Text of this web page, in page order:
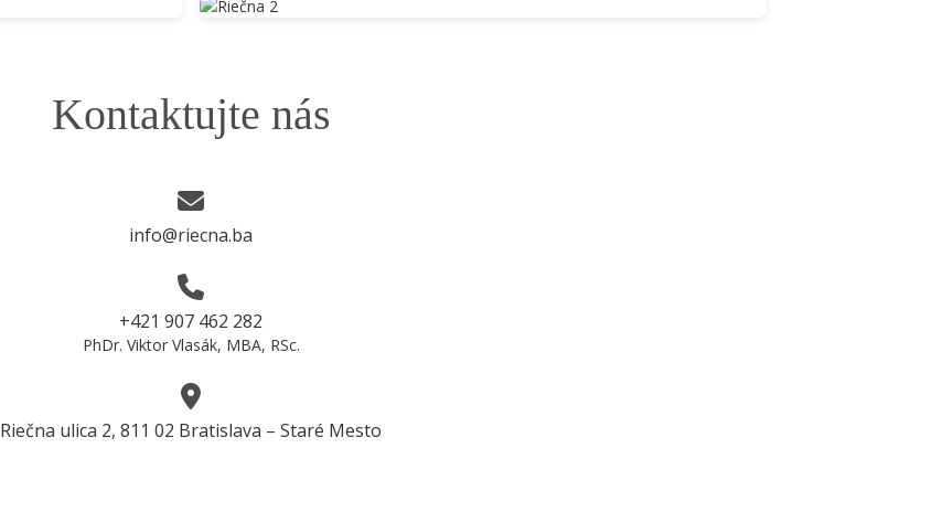
Kontaktujte nás
info@riecna.ba
+421 907 462 282
PhDr. Viktor Vlasák, MBA, RSc.
Riečna ulica 2, 811 02 Bratislava – Staré Mesto